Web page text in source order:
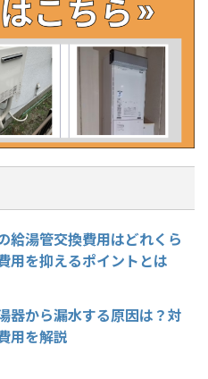
給湯管交換費用はどれくら
用を抑えるポイントとは
器から漏水する原因は？対
用を解説